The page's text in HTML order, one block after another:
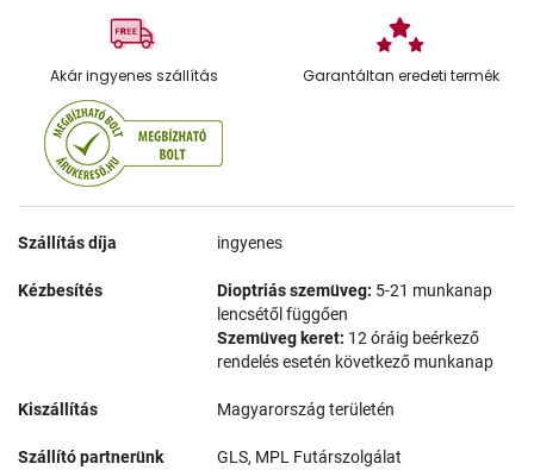
Akár ingyenes szállítás Garantáltan eredeti termék
Szállítás díja ingyenes
Kézbesítés Dioptriás szemüveg: 5-21 munkanap
lencsétől függően
Szemüveg keret: 12 óráig beérkező
rendelés esetén következő munkanap
Kiszállítás Magyarország területén
Szállító partnerünk GLS, MPL Futárszolgálat